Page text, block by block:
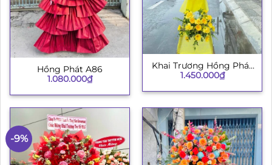
Hồng Phát A86
1.080.000₫
Khai Trương Hồng Phát
003
1.450.000₫
-9%